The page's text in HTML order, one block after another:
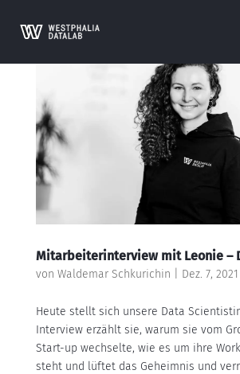
Mitarbeiterinterview mit Leonie –
von Waldemar Schkurichin Dez. 7, 2021
Heute stellt sich unsere Data
Interview erzählt sie, warum sie vom
Start-up wechselte, wie es um ihre
steht und lüftet das Geheimnis und